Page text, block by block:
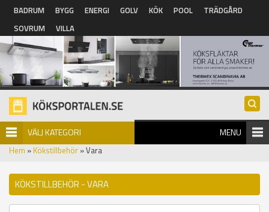
Hoppa till huvudinnehåll
BADRUM BYGG ENERGI GOLV KÖK POOL
TRÄDGÅRD
SOVRUM
VILLA
VÄLJ KATEGORI MENU
Hem » Kökstillbehör » Vara
KÖKSTILLBEHÖR - VARA